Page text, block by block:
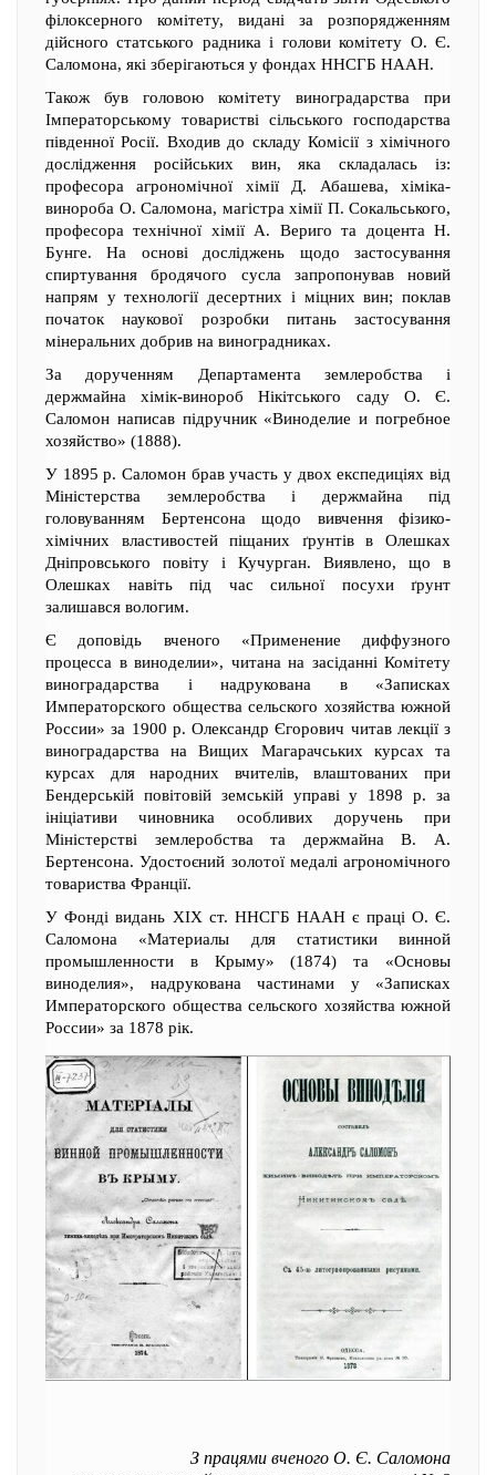
філоксерного комітету, видані за розпорядженням
дійсного статського радника і голови комітету О. Є.
Саломона, які зберігаються у фондах ННСГБ НААН.
Також був головою комітету виноградарства при
Імператорському товаристві сільського господарства
південної Росії. Входив до складу Комісії з хімічного
дослідження російських вин, яка складалась із:
професора агрономічної хімії Д. Абашева, хіміка-
винороба О. Саломона, магістра хімії П. Сокальського,
професора технічної хімії А. Вериго та доцента Н.
Бунге. На основі досліджень щодо застосування
спиртування бродячого сусла запропонував новий
напрям у технології десертних і міцних вин; поклав
початок наукової розробки питань застосування
мінеральних добрив на виноградниках.
За дорученням Департамента землеробства і
держмайна хімік-винороб Нікітського саду О. Є.
Саломон написав підручник «Виноделие и погребное
хозяйство» (1888).
У 1895 р. Саломон брав участь у двох експедиціях від
Міністерства землеробства і держмайна під
головуванням Бертенсона щодо вивчення фізико-
хімічних властивостей піщаних ґрунтів в Олешках
Дніпровського повіту і Кучурган. Виявлено, що в
Олешках навіть під час сильної посухи ґрунт
залишався вологим.
Є доповідь вченого «Применение диффузного
процесса в виноделии», читана на засіданні Комітету
виноградарства і надрукована в «Записках
Императорского общества сельского хозяйства южной
России» за 1900 р. Олександр Єгорович читав лекції з
виноградарства на Вищих Магарачських курсах та
курсах для народних вчителів, влаштованих при
Бендерській повітовій земській управі у 1898 р. за
ініціативи чиновника особливих доручень при
Міністерстві землеробства та держмайна В. А.
Бертенсона. Удостоєний золотої медалі агрономічного
товариства Франції.
У Фонді видань XIX ст. ННСГБ НААН є праці О. Є.
Саломона «Материалы для статистики винной
промышленности в Крыму» (1874) та «Основы
виноделия», надрукована частинами у «Записках
Императорского общества сельского хозяйства южной
России» за 1878 рік.
З працями вченого О. Є. Саломона